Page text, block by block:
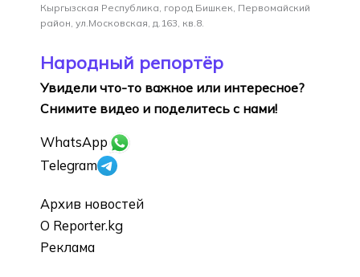
Кыргызская Республика, город Бишкек, Первомайский
район, ул.Московская, д.163, кв.8.
Народный репортёр
Увидели что-то важное или интересное?
Снимите видео и поделитесь с нами!
WhatsApp
Telegram
Архив новостей
О Reporter.kg
Реклама